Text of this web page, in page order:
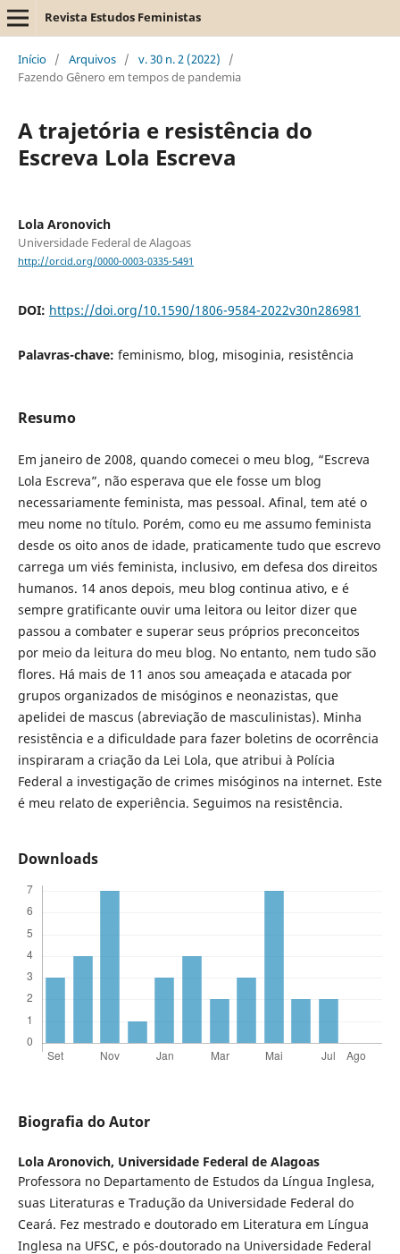
Revista Estudos Feministas
Início / Arquivos / v. 30 n. 2 (2022)
/
Fazendo Gênero em tempos de pandemia
A trajetória e resistência do
Escreva Lola Escreva
Lola Aronovich
Universidade Federal de Alagoas
http://orcid.org/0000-0003-0335-5491
DOI: https://doi.org/10.1590/1806-9584-2022v30n286981
Palavras-chave: feminismo, blog, misoginia, resistência
Resumo
Em janeiro de 2008, quando comecei o meu blog, “Escreva
Lola Escreva”, não esperava que ele fosse um blog
necessariamente feminista, mas pessoal. Afinal, tem até o
meu nome no título. Porém, como eu me assumo feminista
desde os oito anos de idade, praticamente tudo que escrevo
carrega um viés feminista, inclusivo, em defesa dos direitos
humanos. 14 anos depois, meu blog continua ativo, e é
sempre gratificante ouvir uma leitora ou leitor dizer que
passou a combater e superar seus próprios preconceitos
por meio da leitura do meu blog. No entanto, nem tudo são
flores. Há mais de 11 anos sou ameaçada e atacada por
grupos organizados de misóginos e neonazistas, que
apelidei de mascus (abreviação de masculinistas). Minha
resistência e a dificuldade para fazer boletins de ocorrência
inspiraram a criação da Lei Lola, que atribui à Polícia
Federal a investigação de crimes misóginos na internet. Este
é meu relato de experiência. Seguimos na resistência.
Downloads
Biografia do Autor
Lola Aronovich, Universidade Federal de Alagoas
Professora no Departamento de Estudos da Língua Inglesa,
suas Literaturas e Tradução da Universidade Federal do
Ceará. Fez mestrado e doutorado em Literatura em Língua
Inglesa na UFSC, e pós-doutorado na Universidade Federal